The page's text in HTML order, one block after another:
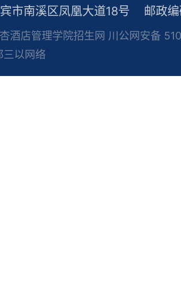
市南溪区凤凰大道18号 邮政
酒店管理学院招生网 川公网安备
三以网络